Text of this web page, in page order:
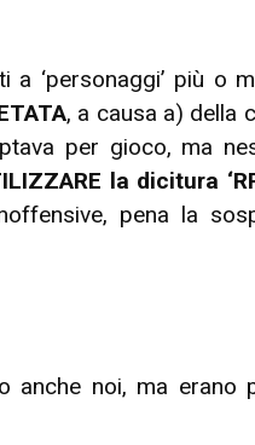
a ‘personaggi’ più o
, a causa a) della
per gioco, ma
la dicitura
pena la
noi, ma erano